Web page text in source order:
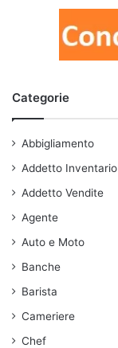
Categorie
Abbigliamento
Addetto Inventario
Addetto Vendite
Agente
Auto e Moto
Banche
Barista
Cameriere
Chef